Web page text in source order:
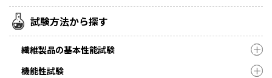
試験方法から探す
繊維製品の基本性能試験
機能性試験